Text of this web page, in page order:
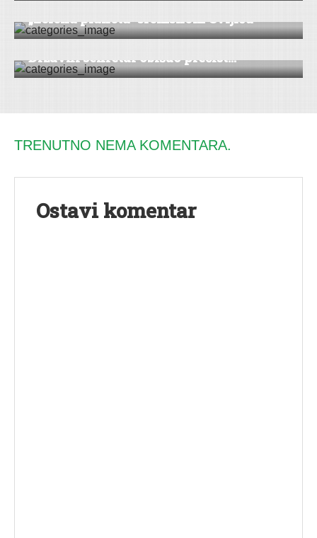
„Zelena planeta“ sremskom Cvijiću
VESTI|RUMA
Državni sekretar obišao prečist...
TRENUTNO NEMA KOMENTARA.
Ostavi komentar